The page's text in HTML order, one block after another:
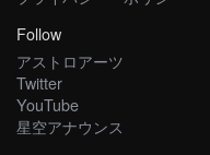
Follow
アストロアーツ
Twitter
YouTube
星空アナウンス